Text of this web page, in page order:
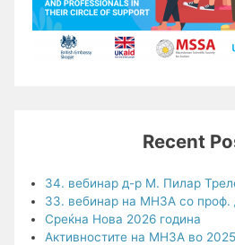
Recent
34. вебинар д-р М. Пилар
33. вебинар на МНЗА со проф.
Среќна Нова 2026 година
Активностите на МНЗА во